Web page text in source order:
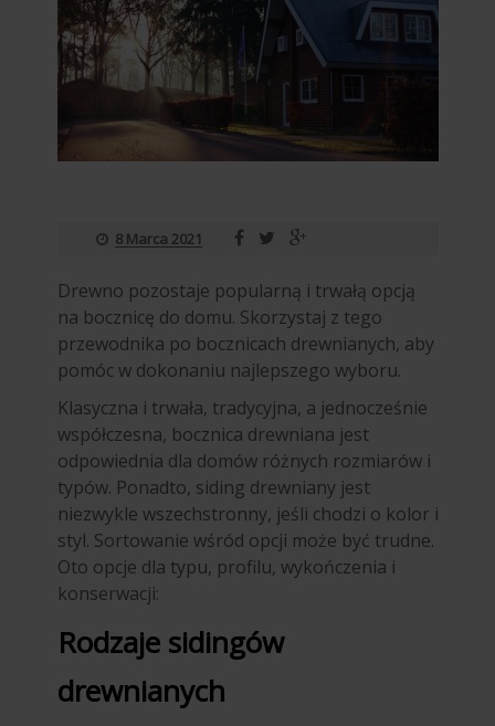
8 Marca 2021
Drewno pozostaje popularną i trwałą opcją
na bocznicę do domu. Skorzystaj z tego
przewodnika po bocznicach drewnianych, aby
pomóc w dokonaniu najlepszego wyboru.
Klasyczna i trwała, tradycyjna, a jednocześnie
współczesna, bocznica drewniana jest
odpowiednia dla domów różnych rozmiarów i
typów. Ponadto, siding drewniany jest
niezwykle wszechstronny, jeśli chodzi o kolor i
styl. Sortowanie wśród opcji może być trudne.
Oto opcje dla typu, profilu, wykończenia i
konserwacji:
Rodzaje sidingów
drewnianych